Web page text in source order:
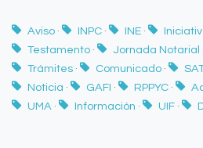
Aviso · INPC · INE ·
Testamento · Jornada Notarial
Trámites · Comunicado ·
Noticia · GAFI · RPPYC ·
UMA · Información · UIF ·